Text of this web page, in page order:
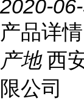
2020-
产品详情
产地 西
限公司